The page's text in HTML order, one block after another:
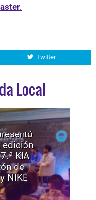
.
Twitter
Local
edición
KIA
de
NIKE